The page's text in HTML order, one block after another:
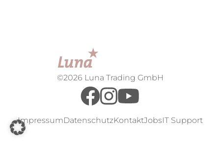
©2026 Luna Trading GmbH
ImpressumDatenschutzKontaktJobsIT Support